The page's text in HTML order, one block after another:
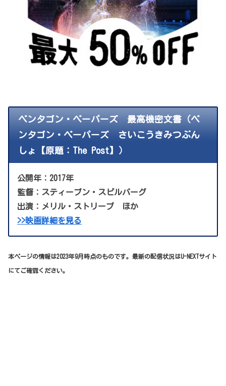
ペンタゴン・ペーパーズ 最高機密文書（ペ
ンタゴン・ペーパーズ さいこうきみつぶん
しょ【原題：The Post】）
公開年：2017年
監督：スティーブン・スピルバーグ
出演：メリル・ストリープ ほか
>>映画詳細を見る
本ページの情報は2023年9月時点のものです。最新の配信状況はU-NEXTサイト
にてご確認ください。